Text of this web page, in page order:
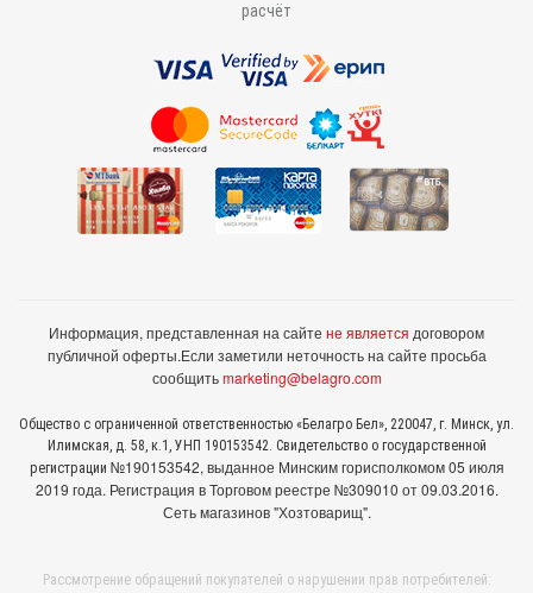
расчёт
Информация, представленная на сайте не является договором
публичной оферты.Если заметили неточность на сайте просьба
сообщитьmarketing@belagro.com
Общество с ограниченной ответственностью «Белагро Бел», 220047, г. Минск, ул.
Илимская, д. 58, к.1, УНП 190153542. Свидетельство о государственной
регистрации №190153542, выданное Минcким горисполкомом 05 июля
2019 года. Регистрация в Торговом реестре №309010 от 09.03.2016.
Сеть магазинов "Хозтоварищ".
Рассмотрение обращений покупателей о нарушении прав потребителей: